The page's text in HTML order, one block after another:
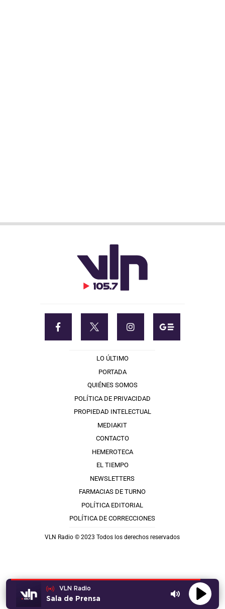
VLN Radio
Sala de Prensa
LO ÚLTIMO
PORTADA
QUIÉNES SOMOS
POLÍTICA DE PRIVACIDAD
PROPIEDAD INTELECTUAL
MEDIAKIT
CONTACTO
HEMEROTECA
EL TIEMPO
NEWSLETTERS
FARMACIAS DE TURNO
POLÍTICA EDITORIAL
POLÍTICA DE CORRECCIONES
VLN Radio © 2023 Todos los derechos reservados